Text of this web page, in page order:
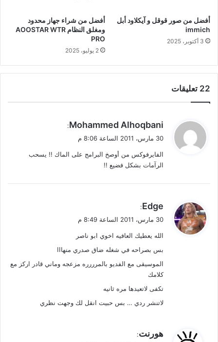
أفضل من صور قوقل و آيكلاود أبل
immich
3 أكتوبر، 2025
أفضل من شراء جهاز محدود
ومغلق النظام AOOSTAR WTR
PRO
2 يوليو، 2025
‫22 تعليقات
ي
ل
Mohammed Alhoqbani
:
30 مارس، 2011 الساعة 8:06 م
الفايرفوكس من أوصخ البرامج على الماك !! يسحب
الرآمات بشكل فضيع !!
ي
ل
Edge
:
30 مارس، 2011 الساعة 8:49 م
الله يعطيك العافيه اخوي ابو ناصر
بس بصراحه في شغله ضاق صدري منهااا
الموسيقى مع الفديو بالمرررره مزعجه وماني قادر اركز مع
كلامك
تكفى لاتعيدها مره ثانيه
لاتنشر ردي … بس حبيت انقل لك وجهت نظري
هورنت: